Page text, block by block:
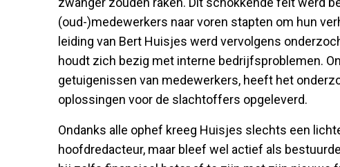
(oud-)medewerkers naar voren stapten om hun
leiding van Bert Huisjes werd vervolgens
houdt zich bezig met interne bedrijfsproblemen.
getuigenissen van medewerkers, heeft het
oplossingen voor de slachtoffers opgeleverd.
Ondanks alle ophef kreeg Huisjes slechts een
hoofdredacteur, maar bleef wel actief als